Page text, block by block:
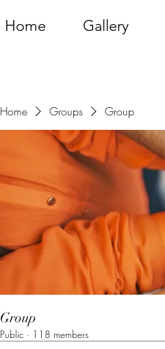
Home Gallery
Home Groups Group
Group
Public · 118 members